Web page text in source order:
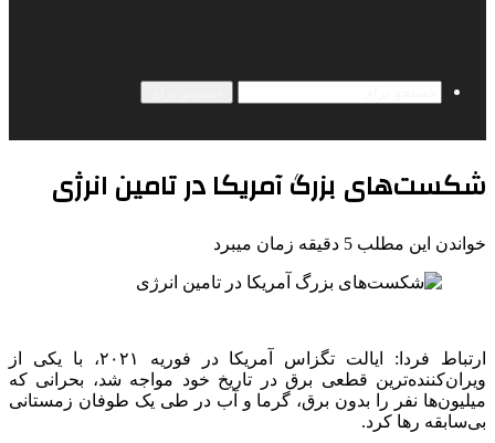
شکست‌های بزرگ آمریکا در تامین انرژی
خواندن این مطلب 5 دقیقه زمان میبرد
ارتباط فردا: ایالت تگزاس آمریکا در فوریه ۲۰۲۱، با یکی از
ویران‌کننده‌ترین قطعی برق در تاریخ خود مواجه شد، بحرانی که
میلیون‌ها نفر را بدون برق، گرما و آب در طی یک طوفان زمستانی
بی‌سابقه رها کرد.